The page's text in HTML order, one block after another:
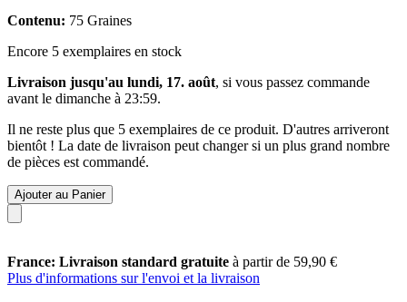
Contenu: 75 Graines
Encore 5 exemplaires en stock
Livraison jusqu'au lundi, 17. août, si vous passez commande
avant le dimanche à 23:59.
Il ne reste plus que 5 exemplaires de ce produit. D'autres arriveront
bientôt ! La date de livraison peut changer si un plus grand nombre
de pièces est commandé.
Ajouter au Panier
France: Livraison standard gratuite à partir de 59,90 €
Plus d'informations sur l'envoi et la livraison